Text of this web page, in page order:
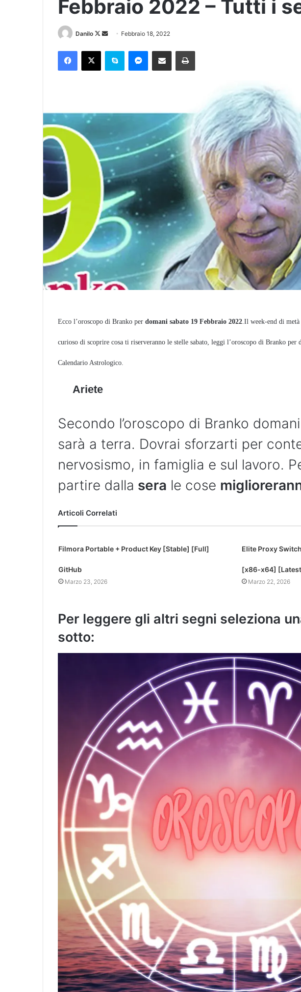
Febbraio 2022 – Tutti i
Danilo Febbraio 18, 2022
Ecco l’oroscopo di Branko per domani sabato 19 Febbraio 2022.Il week-end di metà
curioso di scoprire cosa ti riserveranno le stelle sabato, leggi l’oroscopo di Branko
Calendario Astrologico.
Ariete
Secondo l’oroscopo di Branko
sarà a terra. Dovrai sforzarti per
nervosismo, in famiglia e sul lavoro.
partire dalla sera le cose
Articoli Correlati
Filmora Portable + Product Key [Stable] [Full]
GitHub
Marzo 23, 2026
Elite Proxy
[x86-x64]
Marzo 22, 2026
Per leggere gli altri segni seleziona
sotto: